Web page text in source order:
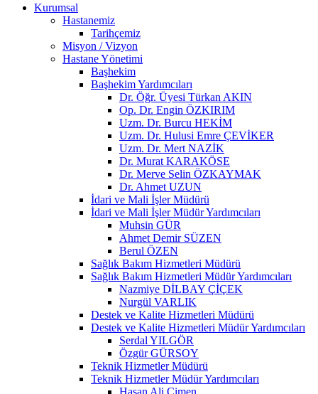
Kurumsal
Hastanemiz
Tarihçemiz
Misyon / Vizyon
Hastane Yönetimi
Başhekim
Başhekim Yardımcıları
Dr. Öğr. Üyesi Türkan AKIN
Op. Dr. Engin ÖZKIRIM
Uzm. Dr. Burcu HEKİM
Uzm. Dr. Hulusi Emre ÇEVİKER
Uzm. Dr. Mert NAZİK
Dr. Murat KARAKÖSE
Dr. Merve Selin ÖZKAYMAK
Dr. Ahmet UZUN
İdari ve Mali İşler Müdürü
İdari ve Mali İşler Müdür Yardımcıları
Muhsin GÜR
Ahmet Demir SÜZEN
Berul ÖZEN
Sağlık Bakım Hizmetleri Müdürü
Sağlık Bakım Hizmetleri Müdür Yardımcıları
Nazmiye DİLBAY ÇİÇEK
Nurgül VARLIK
Destek ve Kalite Hizmetleri Müdürü
Destek ve Kalite Hizmetleri Müdür Yardımcıları
Serdal YILGÖR
Özgür GÜRSOY
Teknik Hizmetler Müdürü
Teknik Hizmetler Müdür Yardımcıları
Hasan Ali Çimen